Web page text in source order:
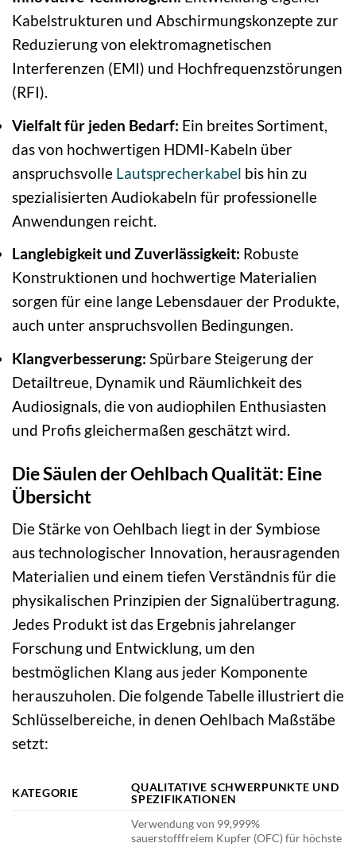
Kabelstrukturen und Abschirmungskonzepte zur
Reduzierung von elektromagnetischen
Interferenzen (EMI) und Hochfrequenzstörungen
(RFI).
Vielfalt für jeden Bedarf: Ein breites Sortiment,
das von hochwertigen HDMI-Kabeln über
anspruchsvolle Lautsprecherkabel bis hin zu
spezialisierten Audiokabeln für professionelle
Anwendungen reicht.
Langlebigkeit und Zuverlässigkeit: Robuste
Konstruktionen und hochwertige Materialien
sorgen für eine lange Lebensdauer der Produkte,
auch unter anspruchsvollen Bedingungen.
Klangverbesserung: Spürbare Steigerung der
Detailtreue, Dynamik und Räumlichkeit des
Audiosignals, die von audiophilen Enthusiasten
und Profis gleichermaßen geschätzt wird.
Die Säulen der Oehlbach Qualität: Eine
Übersicht
Die Stärke von Oehlbach liegt in der Symbiose
aus technologischer Innovation, herausragenden
Materialien und einem tiefen Verständnis für die
physikalischen Prinzipien der Signalübertragung.
Jedes Produkt ist das Ergebnis jahrelanger
Forschung und Entwicklung, um den
bestmöglichen Klang aus jeder Komponente
herauszuholen. Die folgende Tabelle illustriert die
Schlüsselbereiche, in denen Oehlbach Maßstäbe
setzt:
KATEGORIE
QUALITATIVE SCHWERPUNKTE UND
SPEZIFIKATIONEN
Verwendung von 99,999%
sauerstofffreiem Kupfer (OFC) für höchste